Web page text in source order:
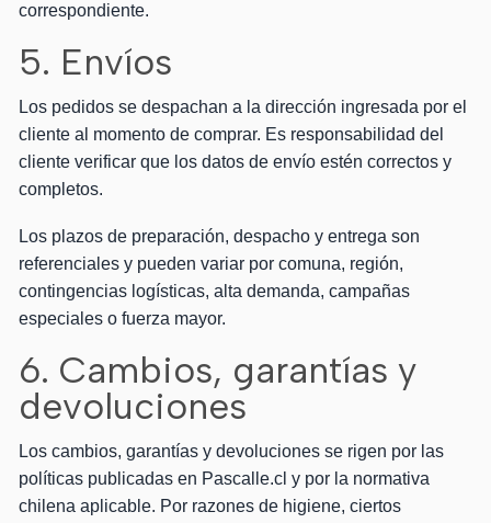
correspondiente.
5. Envíos
Los pedidos se despachan a la dirección ingresada por el
cliente al momento de comprar. Es responsabilidad del
cliente verificar que los datos de envío estén correctos y
completos.
Los plazos de preparación, despacho y entrega son
referenciales y pueden variar por comuna, región,
contingencias logísticas, alta demanda, campañas
especiales o fuerza mayor.
6. Cambios, garantías y
devoluciones
Los cambios, garantías y devoluciones se rigen por las
políticas publicadas en Pascalle.cl y por la normativa
chilena aplicable. Por razones de higiene, ciertos